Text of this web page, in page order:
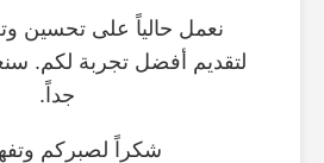
نعمل حالياً على تحسين
لتقديم أفضل تجربة لكم.
جداً.
شكراً لصبركم